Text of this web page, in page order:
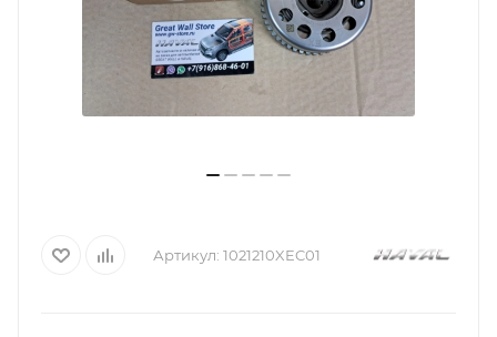
Артикул: 1021210XEC01